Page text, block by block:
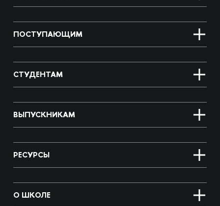
ПОСТУПАЮЩИМ
СТУДЕНТАМ
ВЫПУСКНИКАМ
РЕСУРСЫ
О ШКОЛЕ